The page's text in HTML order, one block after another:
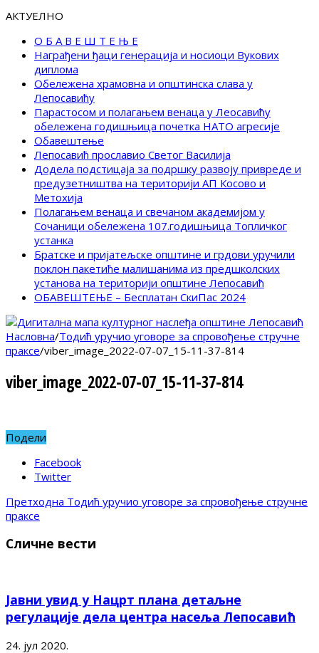
АКТУЕЛНО
О Б А В Е Ш Т Е Њ Е
Награђени ђаци генерација и носиоци Вукових
диплома
Обележена храмовна и општинска слава у
Лепосавићу
Парастосом и полагањем венаца у Леосавићу
обележена годишњица почетка НАТО агресије
Обавештење
Лепосавић прославио Светог Василија
Додела подстицаја за подршку развоју привреде и
предузетништва на територији АП Косово и
Метохија
Полагањем венаца и свечаном академијом у
Сочаници обележена 107.годишњица Топличког
устанка
Братске и пријатељске општине и грдови уручили
поклон пакетиће малишанима из предшколских
установа на територији општине Лепосавић
ОБАВЕШТЕЊЕ – Бесплатан СкиПас 2024
Насловна/Тодић уручио уговоре за спровођење стручне
праксе/viber_image_2022-07-07_15-11-37-814
viber_image_2022-07-07_15-11-37-814
Подели
Facebook
Twitter
Претходна Тодић уручио уговоре за спровођење стручне
праксе
Сличне вести
Јавни увид у Нацрт плана детаљне
регулације дела центра насеља Лепосавић
24. јул 2020.